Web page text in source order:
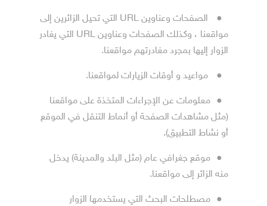
●
الصفحات وعناوين URL التي تحيل الزائرين إلى
مواقعنا ، وكذلك الصفحات وعناوين URL التي يغادر
الزوار إليها بمجرد مغادرتهم مواقعنا.
● مواعيد و أوقات الزيارات لمواقعنا.
● معلومات عن الإجراءات المتخذة على مواقعنا
(مثل مشاهدات الصفحة أو أنماط التنقل في الموقع
أو نشاط التطبيق).
● موقع جغرافي عام (مثل البلد والمدينة) يدخل
منه الزائر إلى مواقعنا.
● مصطلحات البحث التي يستخدمها الزوار